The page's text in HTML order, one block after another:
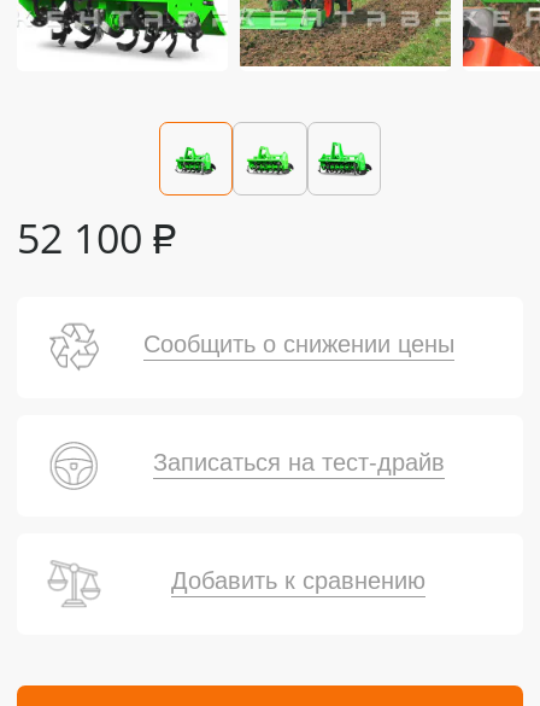
52 100 ₽
Добавить к сравнению
Сообщить о снижении цены
Записаться на тест-драйв